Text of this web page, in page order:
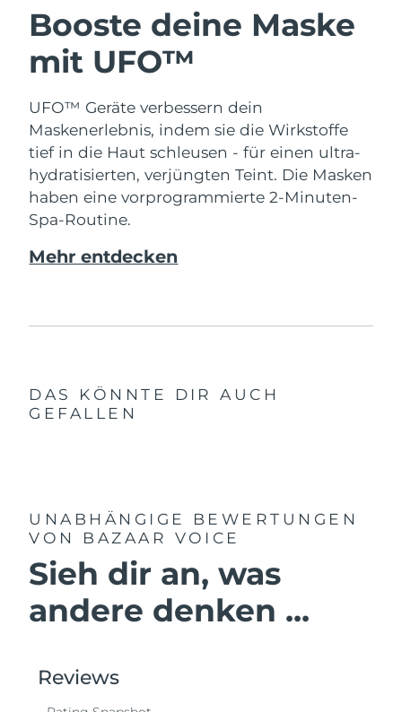
Booste deine Maske
mit UFO™
UFO™ Geräte verbessern dein
Maskenerlebnis, indem sie die Wirkstoffe
tief in die Haut schleusen - für einen ultra-
hydratisierten, verjüngten Teint. Die Masken
haben eine vorprogrammierte 2-Minuten-
Spa-Routine.
Mehr entdecken
DAS KÖNNTE DIR AUCH
GEFALLEN
UNABHÄNGIGE BEWERTUNGEN
VON BAZAAR VOICE
Sieh dir an, was
andere denken ...